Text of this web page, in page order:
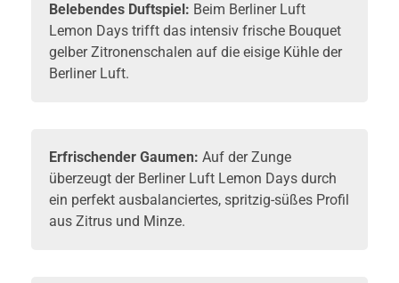
Belebendes Duftspiel: Beim Berliner Luft
Lemon Days trifft das intensiv frische Bouquet
gelber Zitronenschalen auf die eisige Kühle der
Berliner Luft.
Erfrischender Gaumen: Auf der Zunge
überzeugt der Berliner Luft Lemon Days durch
ein perfekt ausbalanciertes, spritzig-süßes Profil
aus Zitrus und Minze.